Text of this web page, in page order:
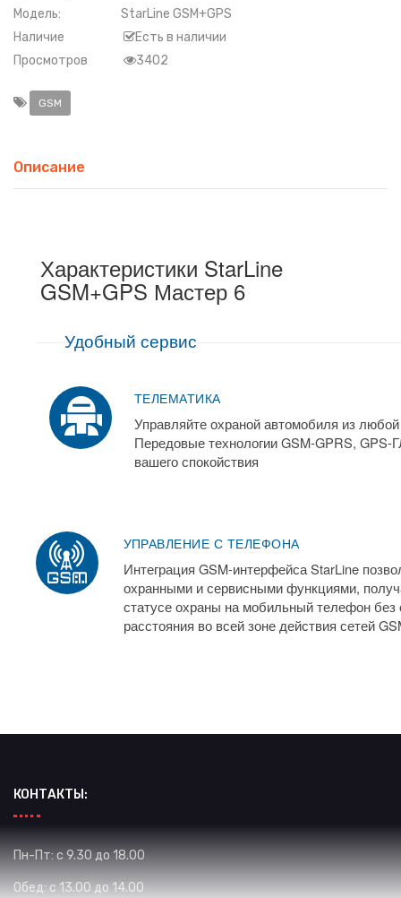
Модель:
StarLine GSM+GPS
Наличие
Есть в наличии
Просмотров
3402
GSM
Описание
Характеристики StarLine
GSM+GPS Мастер 6
Удобный сервис
ТЕЛЕМАТИКА
Управляйте охраной автомобиля из
Передовые технологии GSM-GPRS,
вашего спокойствия
УПРАВЛЕНИЕ С ТЕЛЕФОНА
Интеграция GSM-интерфейса StarLine
охранными и сервисными функциями,
статусе охраны на мобильный телефон без
расстояния во всей зоне действия сетей
КОНТАКТЫ:
Пн-Пт: с 9.30 до 18.00
Обед: с 13.00 до 14.00